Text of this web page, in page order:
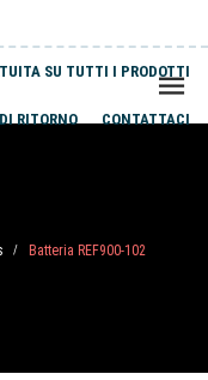
SU TUTTI I PRODOTTI
RITORNO CONTATTACI
/ Batteria REF900-102